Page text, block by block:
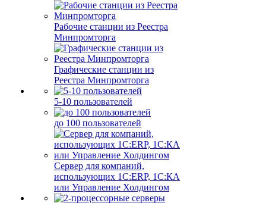
Рабочие станции из Реестра
Минпромторга
Графические станции из
Реестра Минпромторга
5-10 пользователей
до 100 пользователей
Сервер для компаний,
использующих 1C:ERP, 1С:КА
или Управление Холдингом